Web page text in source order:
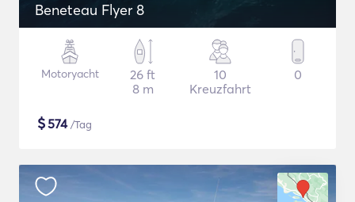
Beneteau Flyer 8
Motoryacht
26 ft
8 m
10
Kreuzfahrt
0
$574/Tag